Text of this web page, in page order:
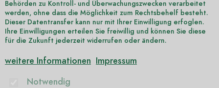
MEDIAG
Behörden zu Kontroll- und Überwachungszwecken verarbeitet
werden, ohne dass die Möglichkeit zum Rechtsbehelf besteht.
Dieser Datentransfer kann nur mit Ihrer Einwilligung erfoglen.
Ihre Einwilligungen erteilen Sie freiwillig und können Sie diese
für die Zukunft jederzeit widerrufen oder ändern.
weitere Informationen Impressum
Notwendig